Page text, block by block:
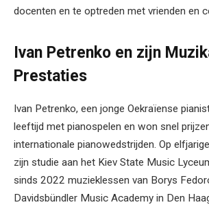
docenten en te optreden met vrienden en
Ivan Petrenko en zijn
Prestaties
Ivan Petrenko, een jonge Oekraïense
leeftijd met pianospelen en won snel
internationale pianowedstrijden. Op
zijn studie aan het Kiev State Music
sinds 2022 muzieklessen van Borys
Davidsbündler Music Academy in Den